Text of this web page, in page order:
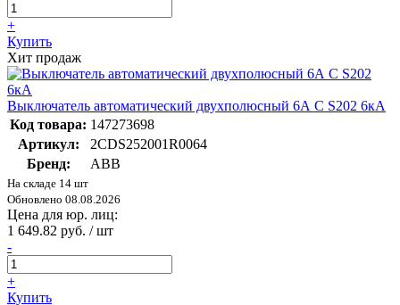
+
Купить
Хит продаж
Выключатель автоматический двухполюсный 6А С S202 6кА
Код товара: 147273698
Артикул:
2CDS252001R0064
Бренд:
ABB
На складе 14 шт
Обновлено 08.08.2026
Цена для юр. лиц:
1 649.82 руб. / шт
-
+
Купить